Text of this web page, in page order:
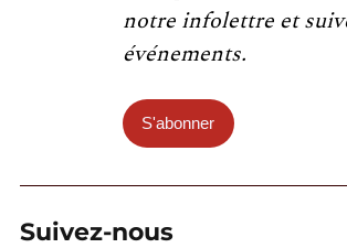
notre infolettre et
événements.
S'abonner
Suivez-nous